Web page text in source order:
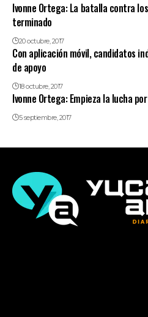
Ivonne Ortega: La batalla contra
terminado
20 octubre, 2017
Con aplicación móvil, candidatos
de apoyo
18 octubre, 2017
Ivonne Ortega: Empieza la lucha
5 septiembre, 2017